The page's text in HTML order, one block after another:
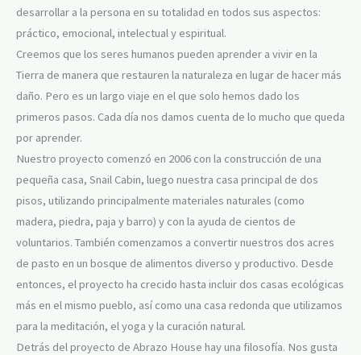
desarrollar a la persona en su totalidad en todos sus aspectos:
práctico, emocional, intelectual y espiritual.
Creemos que los seres humanos pueden aprender a vivir en la
Tierra de manera que restauren la naturaleza en lugar de hacer más
daño. Pero es un largo viaje en el que solo hemos dado los
primeros pasos. Cada día nos damos cuenta de lo mucho que queda
por aprender.
Nuestro proyecto comenzó en 2006 con la construcción de una
pequeña casa, Snail Cabin, luego nuestra casa principal de dos
pisos, utilizando principalmente materiales naturales (como
madera, piedra, paja y barro) y con la ayuda de cientos de
voluntarios. También comenzamos a convertir nuestros dos acres
de pasto en un bosque de alimentos diverso y productivo. Desde
entonces, el proyecto ha crecido hasta incluir dos casas ecológicas
más en el mismo pueblo, así como una casa redonda que utilizamos
para la meditación, el yoga y la curación natural.
Detrás del proyecto de Abrazo House hay una filosofía. Nos gusta